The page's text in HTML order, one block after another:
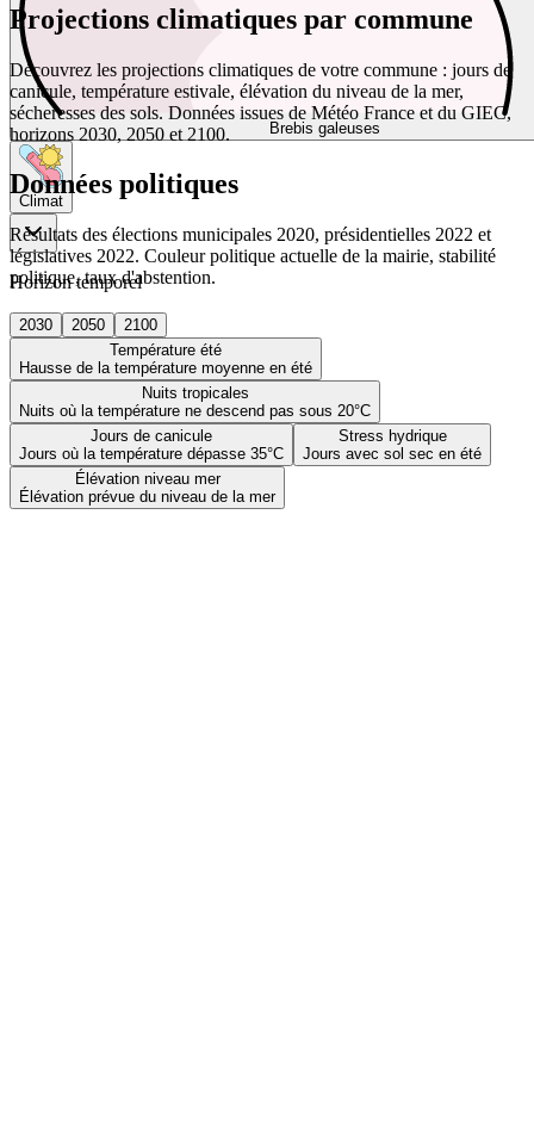
Brebis galeuses
Climat
Horizon temporel
2030 2050
2100
Température été
Hausse de la température moyenne en été
Nuits tropicales
Nuits où la température ne descend pas sous 20°C
Jours de canicule
Jours où la température dépasse 35°C
Stress hydrique
Jours avec sol sec en été
Élévation niveau mer
Élévation prévue du niveau de la mer
Projections climatiques par commune
Découvrez les projections climatiques de votre commune : jours de
canicule, température estivale, élévation du niveau de la mer,
sécheresses des sols. Données issues de Météo France et du GIEC,
horizons 2030, 2050 et 2100.
Données politiques
Résultats des élections municipales 2020, présidentielles 2022 et
législatives 2022. Couleur politique actuelle de la mairie, stabilité
politique, taux d'abstention.